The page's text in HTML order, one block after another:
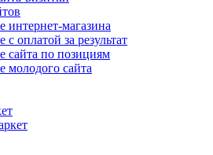
магазина
оплатой за результат
сайта по позициям
молодого сайта